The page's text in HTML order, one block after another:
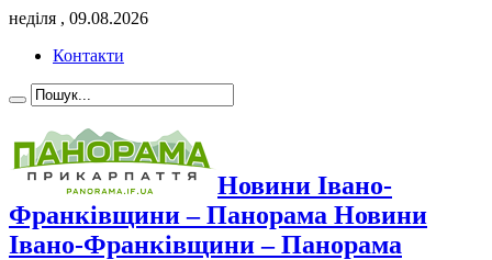
неділя , 09.08.2026
Контакти
Новини Івано-
Франківщини – Панорама Новини
Івано-Франківщини – Панорама